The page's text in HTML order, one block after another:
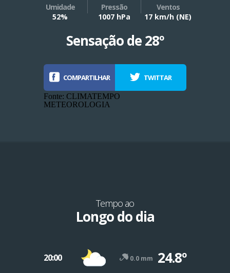
Umidade
52%
Pressão
1007 hPa
Ventos
17 km/h (NE)
Sensação de 28º
COMPARTILHAR TWITTAR
Fonte: CLIMATEMPO
METEOROLOGIA
Tempo ao
Longo do dia
20:00 0.0 mm 24.8º